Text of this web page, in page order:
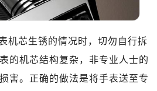
机芯生锈的情况时，切勿自行拆
的机芯结构复杂，非专业人士的
害。正确的做法是将手表送至专